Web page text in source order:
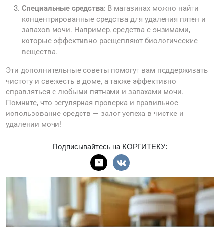
Специальные средства: В магазинах можно найти
концентрированные средства для удаления пятен и
запахов мочи. Например, средства с энзимами,
которые эффективно расщепляют биологические
вещества.
Эти дополнительные советы помогут вам поддерживать
чистоту и свежесть в доме, а также эффективно
справляться с любыми пятнами и запахами мочи.
Помните, что регулярная проверка и правильное
использование средств — залог успеха в чистке и
удалении мочи!
Подписывайтесь на КОРГИТЕКУ: